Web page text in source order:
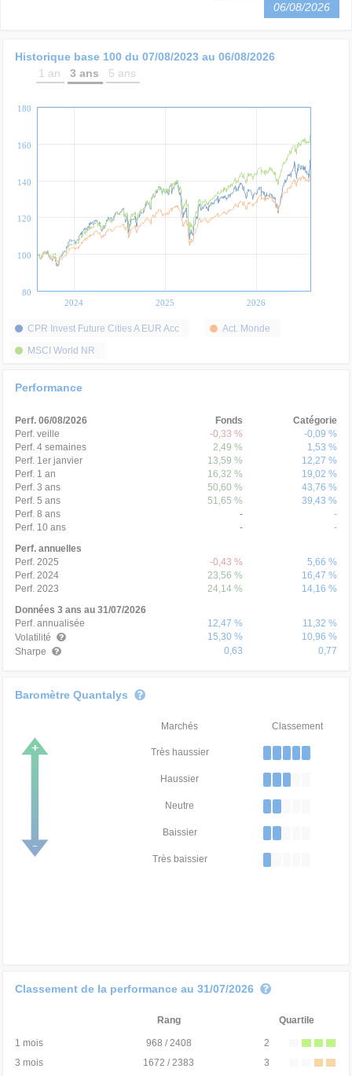
06/08/2026
Historique base 100 du 07/08/2023 au 06/08/2026
1 an
3 ans 5 ans
2024 2025 2026
80
100
120
140
160
180
CPR Invest Future Cities A EUR Acc
Act. Monde
MSCI World NR
Performance
Perf. 06/08/2026 Fonds
Catégorie
Perf. veille
-0,33 %
-0,09 %
Perf. 4 semaines
2,49 %
1,53 %
Perf. 1er janvier
13,59 %
12,27 %
Perf. 1 an
16,32 %
19,02 %
Perf. 3 ans
50,60 %
43,76 %
Perf. 5 ans
51,65 %
39,43 %
Perf. 8 ans
-
-
Perf. 10 ans
-
-
Perf. annuelles
Perf. 2025
-0,43 %
5,66 %
Perf. 2024
23,56 %
16,47 %
Perf. 2023
24,14 %
14,16 %
Données 3 ans au 31/07/2026
Perf. annualisée
12,47 %
11,32 %
Volatilité
15,30 %
10,96 %
Sharpe
0,63 0,77
Baromètre Quantalys
Marchés Classement
Très haussier
Haussier
Neutre
Baissier
Très baissier
Classement de la performance au 31/07/2026
Rang Quartile
1 mois 968 / 2408
2
3 mois
1672 / 2383
3